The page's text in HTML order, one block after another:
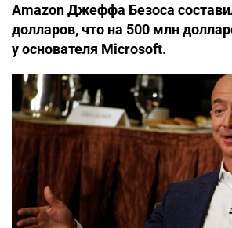
Amazon Джеффа Безоса
долларов, что на 500 млн
у основателя Microsoft.